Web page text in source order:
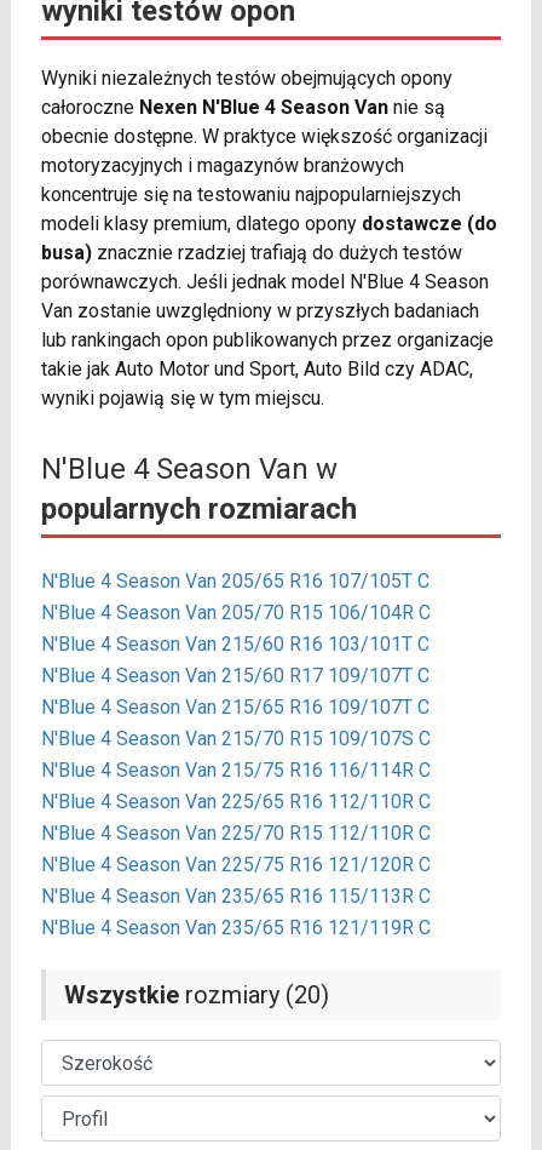
wyniki testów opon
Wyniki niezależnych testów obejmujących opony
całoroczne Nexen N'Blue 4 Season Vannie są
obecnie dostępne. W praktyce większość organizacji
motoryzacyjnych i magazynów branżowych
koncentruje się na testowaniu najpopularniejszych
modeli klasy premium, dlatego opony dostawcze (do
busa)znacznie rzadziej trafiają do dużych testów
porównawczych. Jeśli jednak model N'Blue 4 Season
Van zostanie uwzględniony w przyszłych badaniach
lub rankingach opon publikowanych przez organizacje
takie jak Auto Motor und Sport, Auto Bild czy ADAC,
wyniki pojawią się w tym miejscu.
N'Blue 4 Season Van w
popularnych rozmiarach
N'Blue 4 Season Van 205/65 R16 107/105T C
N'Blue 4 Season Van 205/70 R15 106/104R C
N'Blue 4 Season Van 215/60 R16 103/101T C
N'Blue 4 Season Van 215/60 R17 109/107T C
N'Blue 4 Season Van 215/65 R16 109/107T C
N'Blue 4 Season Van 215/70 R15 109/107S C
N'Blue 4 Season Van 215/75 R16 116/114R C
N'Blue 4 Season Van 225/65 R16 112/110R C
N'Blue 4 Season Van 225/70 R15 112/110R C
N'Blue 4 Season Van 225/75 R16 121/120R C
N'Blue 4 Season Van 235/65 R16 115/113R C
N'Blue 4 Season Van 235/65 R16 121/119R C
Wszystkierozmiary (20)